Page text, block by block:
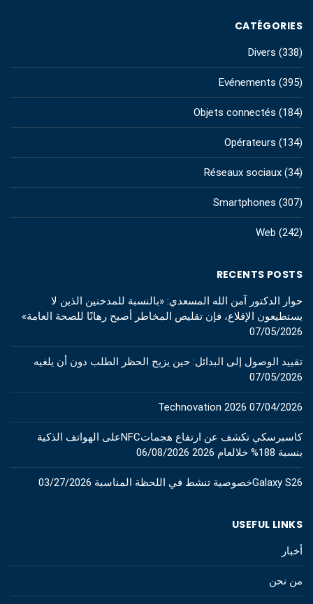
CATÉGORIES
Divers (338)
Evénements (395)
Objets connectés (184)
Opérateurs (134)
Réseaux sociaux (34)
Smartphones (307)
Web (242)
RECENTS POSTS
حوار الدكتور آمن الله المسعدي: «بالنسبة للمدخنين الذين لا
يستطيعون الإقلاع، فإن تقليص المخاطر أصبح رهانًا للصحة العامة»
07/05/2026
تقييد الوصول إلى البدائل: حين يزيح الحظر الطلب دون أن يلغيه
07/05/2026
Technovation 2026 07/04/2026
كاسبرسكي تكشف عن ارتفاع هجماتNFCعلى الهواتف الذكية
بنسبة 188% خلالعام 2026
06/08/2026
Galaxy S26خصوصية تنشط في اللحظة المناسبة 03/27/2026
USEFUL LINKS
أخبار
من نحن